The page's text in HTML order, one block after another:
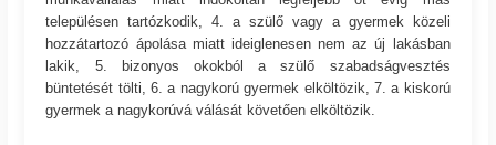
településen tartózkodik, 4. a szülő vagy a gyermek közeli
hozzátartozó ápolása miatt ideiglenesen nem az új lakásban
lakik, 5. bizonyos okokból a szülő szabadságvesztés
büntetését tölti, 6. a nagykorú gyermek elköltözik, 7. a kiskorú
gyermek a nagykorúvá válását követően elköltözik.